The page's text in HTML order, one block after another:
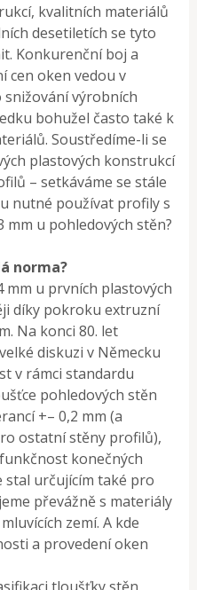
kvalitních materiálů
desetiletích se tyto
Konkurenční boj a
cen oken vedou v
snižování výrobních
bohužel často také k
Soustředíme-li se
plastových konstrukcí
– setkáváme se stále
nutné používat profily s
u pohledových stěn?
norma?
mm u prvních plastových
díky pokroku extruzní
Na konci 80. let
diskuzi v Německu
v rámci standardu
pohledových stěn
+– 0,2 mm (a
ostatní stěny profilů),
konečných
stal určujícím také pro
převážně s materiály
zemí. A kde
a provedení oken